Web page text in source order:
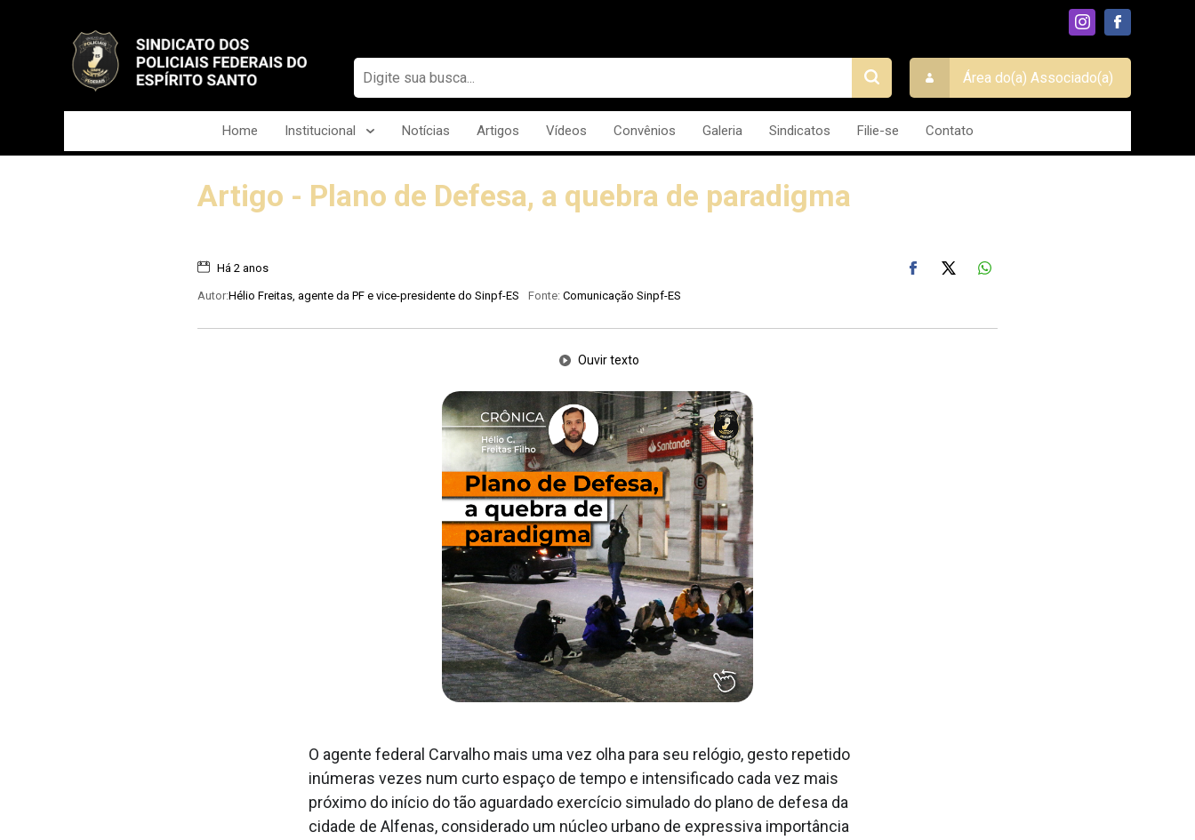
Área do(a) Associado(a)
Home Institucional Notícias Artigos Vídeos Convênios Galeria Sindicatos Filie-se Contato
Artigo - Plano de Defesa, a quebra de paradigma
Há 2 anos
Autor:Hélio Freitas, agente da PF e vice-presidente do Sinpf-ES Fonte: Comunicação Sinpf-ES
Ouvir texto
O agente federal Carvalho mais uma vez olha para seu relógio, gesto repetido
inúmeras vezes num curto espaço de tempo e intensificado cada vez mais
próximo do início do tão aguardado exercício simulado do plano de defesa da
cidade de Alfenas, considerado um núcleo urbano de expressiva importância